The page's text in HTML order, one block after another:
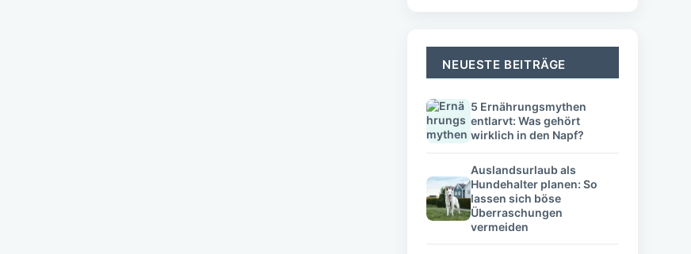
NEUESTE BEITRÄGE
5 Ernährungsmythen
entlarvt: Was gehört
wirklich in den Napf?
Auslandsurlaub als
Hundehalter planen: So
lassen sich böse
Überraschungen
vermeiden